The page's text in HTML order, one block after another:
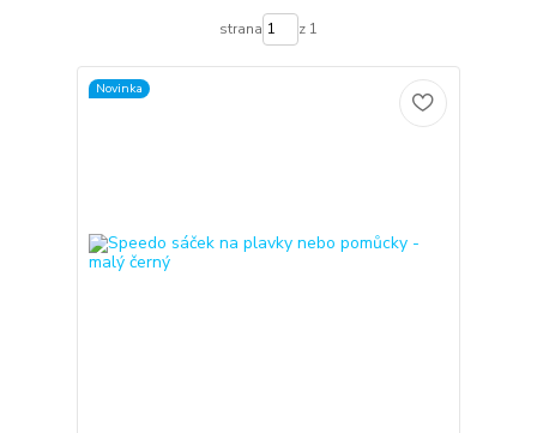
strana z 1
Novinka